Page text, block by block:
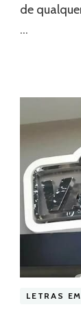
de
…
LETRAS